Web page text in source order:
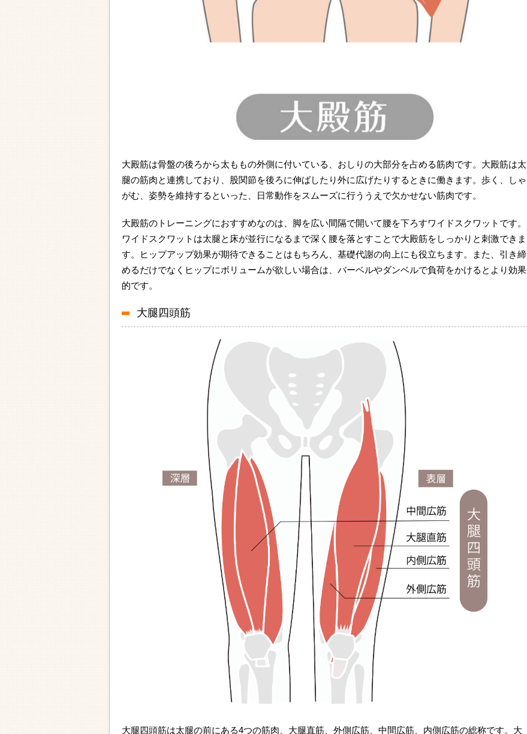
大殿筋は骨盤の後ろから太ももの外側に付いている、おしりの大部分を占める筋肉です。大殿筋は太
腿の筋肉と連携しており、股関節を後ろに伸ばしたり外に広げたりするときに働きます。歩く、しゃ
がむ、姿勢を維持するといった、日常動作をスムーズに行ううえで欠かせない筋肉です。
大殿筋のトレーニングにおすすめなのは、脚を広い間隔で開いて腰を下ろすワイドスクワットです。
ワイドスクワットは太腿と床が並行になるまで深く腰を落とすことで大殿筋をしっかりと刺激できま
す。ヒップアップ効果が期待できることはもちろん、基礎代謝の向上にも役立ちます。また、引き締
めるだけでなくヒップにボリュームが欲しい場合は、バーベルやダンベルで負荷をかけるとより効果
的です。
大腿四頭筋
大腿四頭筋は太腿の前にある4つの筋肉、大腿直筋、外側広筋、中間広筋、内側広筋の総称です。大